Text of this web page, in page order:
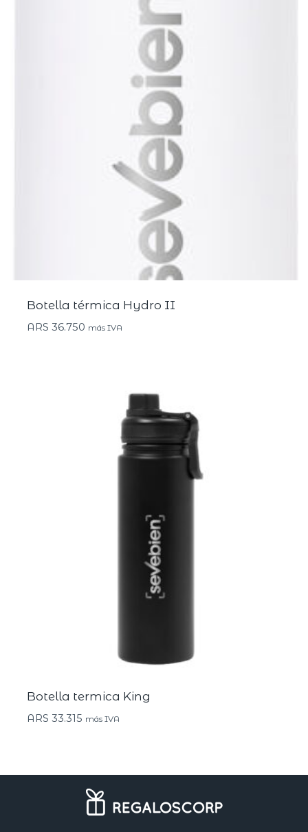
Botella térmica Hydro II
ARS 36.750 más IVA
Botella termica King
ARS 33.315 más IVA